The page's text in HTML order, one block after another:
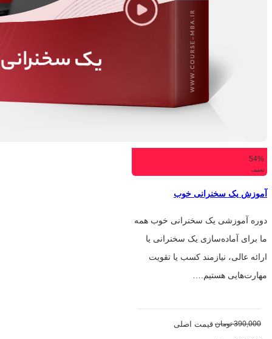
54%
تخفیف
آموزش یک سخنرانی خوب
دوره آموزشی یک سخنرانی خوب همه
ما برای آماده‌سازی یک سخنرانی یا
ارائه عالی، نیازمند کسب یا تقویت
مهارت‌هایی هستیم.…
390,000 تومان قیمت اصلی